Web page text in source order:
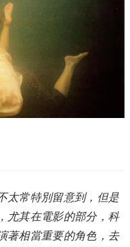
太常特別留意到，但是
尤其在電影的部分，科
著相當重要的角色，去